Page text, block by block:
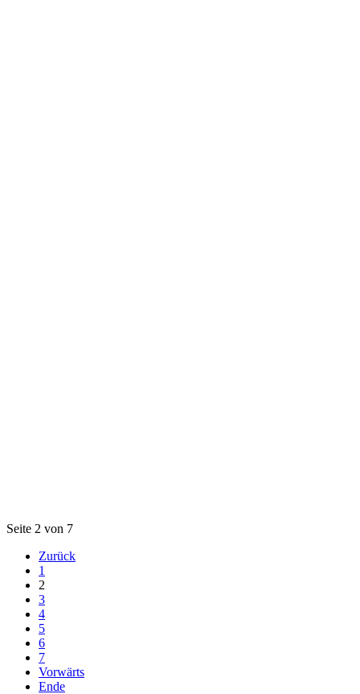
Seite 2 von 7
Zurück
1
2
3
4
5
6
7
Vorwärts
Ende